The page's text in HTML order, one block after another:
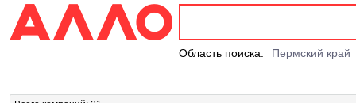
Область поиска: Пермский край